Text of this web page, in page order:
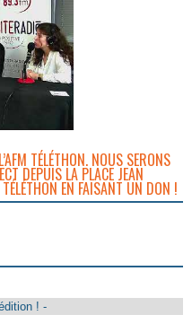
TÉLÉTHON. NOUS SERONS
DEPUIS LA PLACE JEAN
EN FAISANT UN DON !
! -